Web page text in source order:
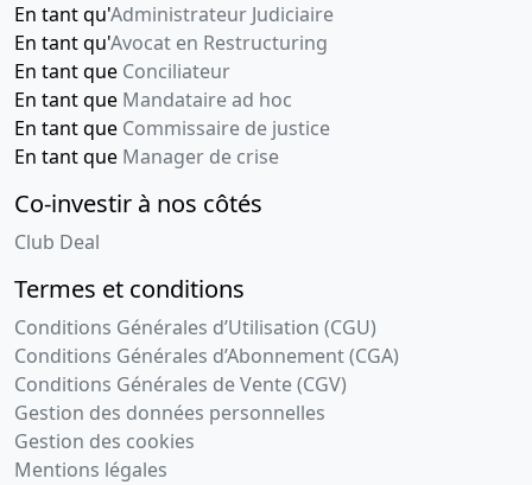
En tant qu'Administrateur Judiciaire
En tant qu'Avocat en Restructuring
En tant que Conciliateur
En tant que Mandataire ad hoc
En tant que Commissaire de justice
En tant que Manager de crise
Co-investir à nos côtés
Club Deal
Termes et conditions
Conditions Générales d’Utilisation (CGU)
Conditions Générales d’Abonnement (CGA)
Conditions Générales de Vente (CGV)
Gestion des données personnelles
Gestion des cookies
Mentions légales